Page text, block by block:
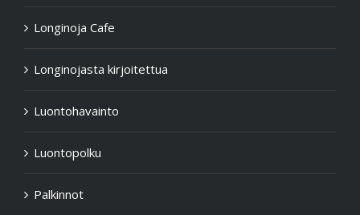
Longinoja Cafe
Longinojasta kirjoitettua
Luontohavainto
Luontopolku
Palkinnot